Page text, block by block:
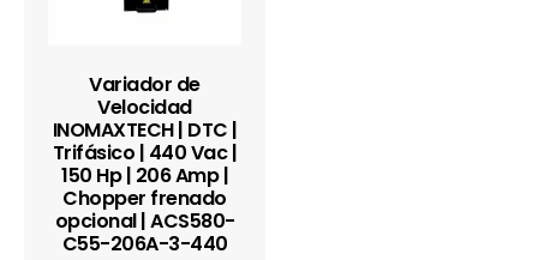
Variador de
Velocidad
INOMAXTECH | DTC |
Trifásico | 440 Vac |
150 Hp | 206 Amp |
Chopper frenado
opcional | ACS580-
C55-206A-3-440